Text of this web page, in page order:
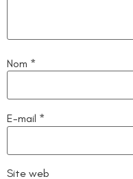
Nom *
E-mail *
Site web